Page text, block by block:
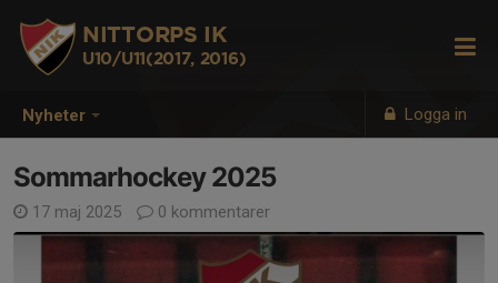
Nyheter Logga in
NITTORPS IK
U10/U11(2017, 2016)
Sommarhockey 2025
17 maj 2025 0 kommentarer